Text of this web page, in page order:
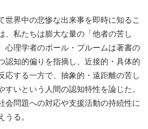
世界中の悲惨な出来事を即時に知るこ
、私たちは膨大な量の「他者の苦し
心理学者のポール・ブルームは著書の
認知的偏りを指摘し、近接的・具体的
応する一方で、抽象的・遠距離の苦し
すいという人間の認知特性を論じた。
会問題への対応や支援活動の持続性に
うる。